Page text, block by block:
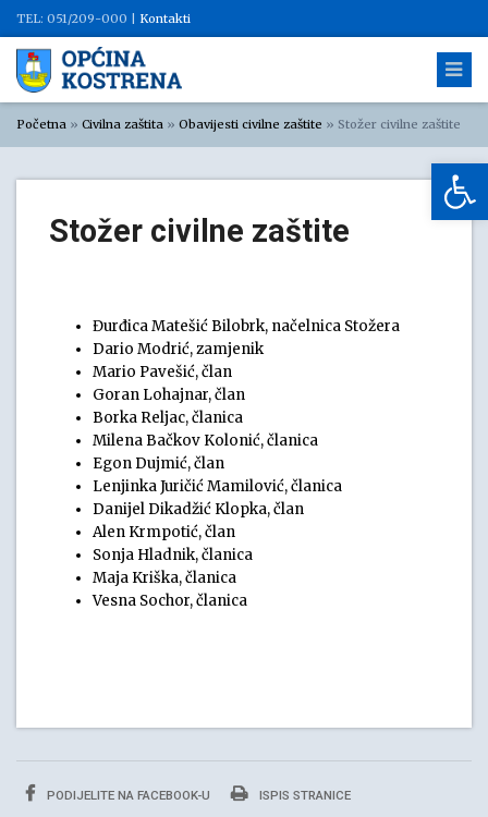
TEL: 051/209-000 | Kontakti
Početna » Civilna zaštita » Obavijesti civilne zaštite » Stožer civilne zaštite
Stožer civilne zaštite
Đurđica Matešić Bilobrk, načelnica Stožera
Dario Modrić, zamjenik
Mario Pavešić, član
Goran Lohajnar, član
Borka Reljac, članica
Milena Bačkov Kolonić, članica
Egon Dujmić, član
Lenjinka Juričić Mamilović, članica
Danijel Dikadžić Klopka, član
Alen Krmpotić, član
Sonja Hladnik, članica
Maja Kriška, članica
Vesna Sochor, članica
PODIJELITE NA FACEBOOK-U ISPIS STRANICE